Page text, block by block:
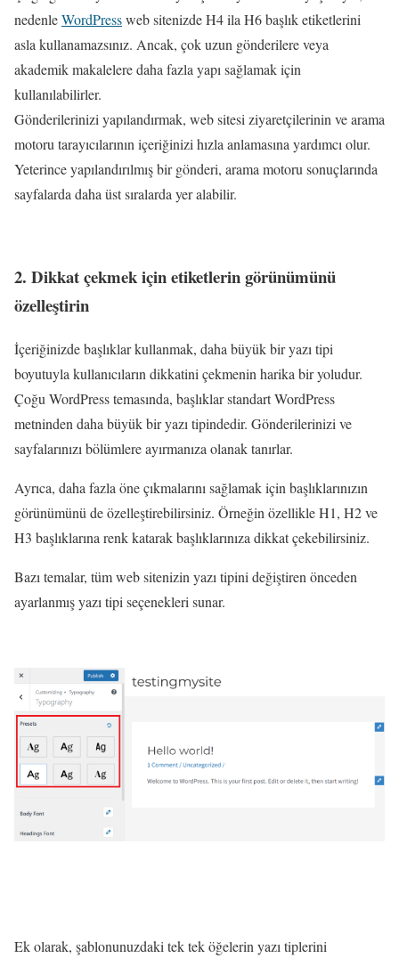
nedenleWordPressweb sitenizde H4 ila H6 başlık etiketlerini
asla kullanamazsınız. Ancak, çok uzun gönderilere veya
akademik makalelere daha fazla yapı sağlamak için
kullanılabilirler.
Gönderilerinizi yapılandırmak, web sitesi ziyaretçilerinin ve arama
motoru tarayıcılarının içeriğinizi hızla anlamasına yardımcı olur.
Yeterince yapılandırılmış bir gönderi, arama motoru sonuçlarında
sayfalarda daha üst sıralarda yer alabilir.
2. Dikkat çekmek için etiketlerin görünümünü
özelleştirin
İçeriğinizde başlıklar kullanmak, daha büyük bir yazı tipi
boyutuyla kullanıcıların dikkatini çekmenin harika bir yoludur.
Çoğu WordPress temasında, başlıklar standart WordPress
metninden daha büyük bir yazı tipindedir. Gönderilerinizi ve
sayfalarınızı bölümlere ayırmanıza olanak tanırlar.
Ayrıca, daha fazla öne çıkmalarını sağlamak için başlıklarınızın
görünümünü de özelleştirebilirsiniz. Örneğin özellikle H1, H2 ve
H3 başlıklarına renk katarak başlıklarınıza dikkat çekebilirsiniz.
Bazı temalar, tüm web sitenizin yazı tipini değiştiren önceden
ayarlanmış yazı tipi seçenekleri sunar.
Ek olarak, şablonunuzdaki tek tek öğelerin yazı tiplerini